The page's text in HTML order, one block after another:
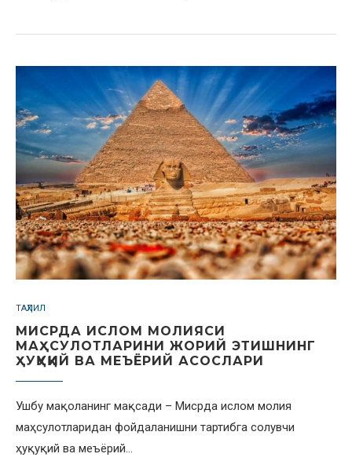
ТАҲЛИЛ
МИСРДА ИСЛОМ МОЛИЯСИ
МАҲСУЛОТЛАРИНИ ЖОРИЙ ЭТИШНИНГ
ҲУҚУҚИЙ ВА МЕЪЁРИЙ АСОСЛАРИ
Ушбу мақоланинг мақсади – Мисрда ислом молия
маҳсулотларидан фойдаланишни тартибга солувчи
ҳуқуқий ва меъёрий…